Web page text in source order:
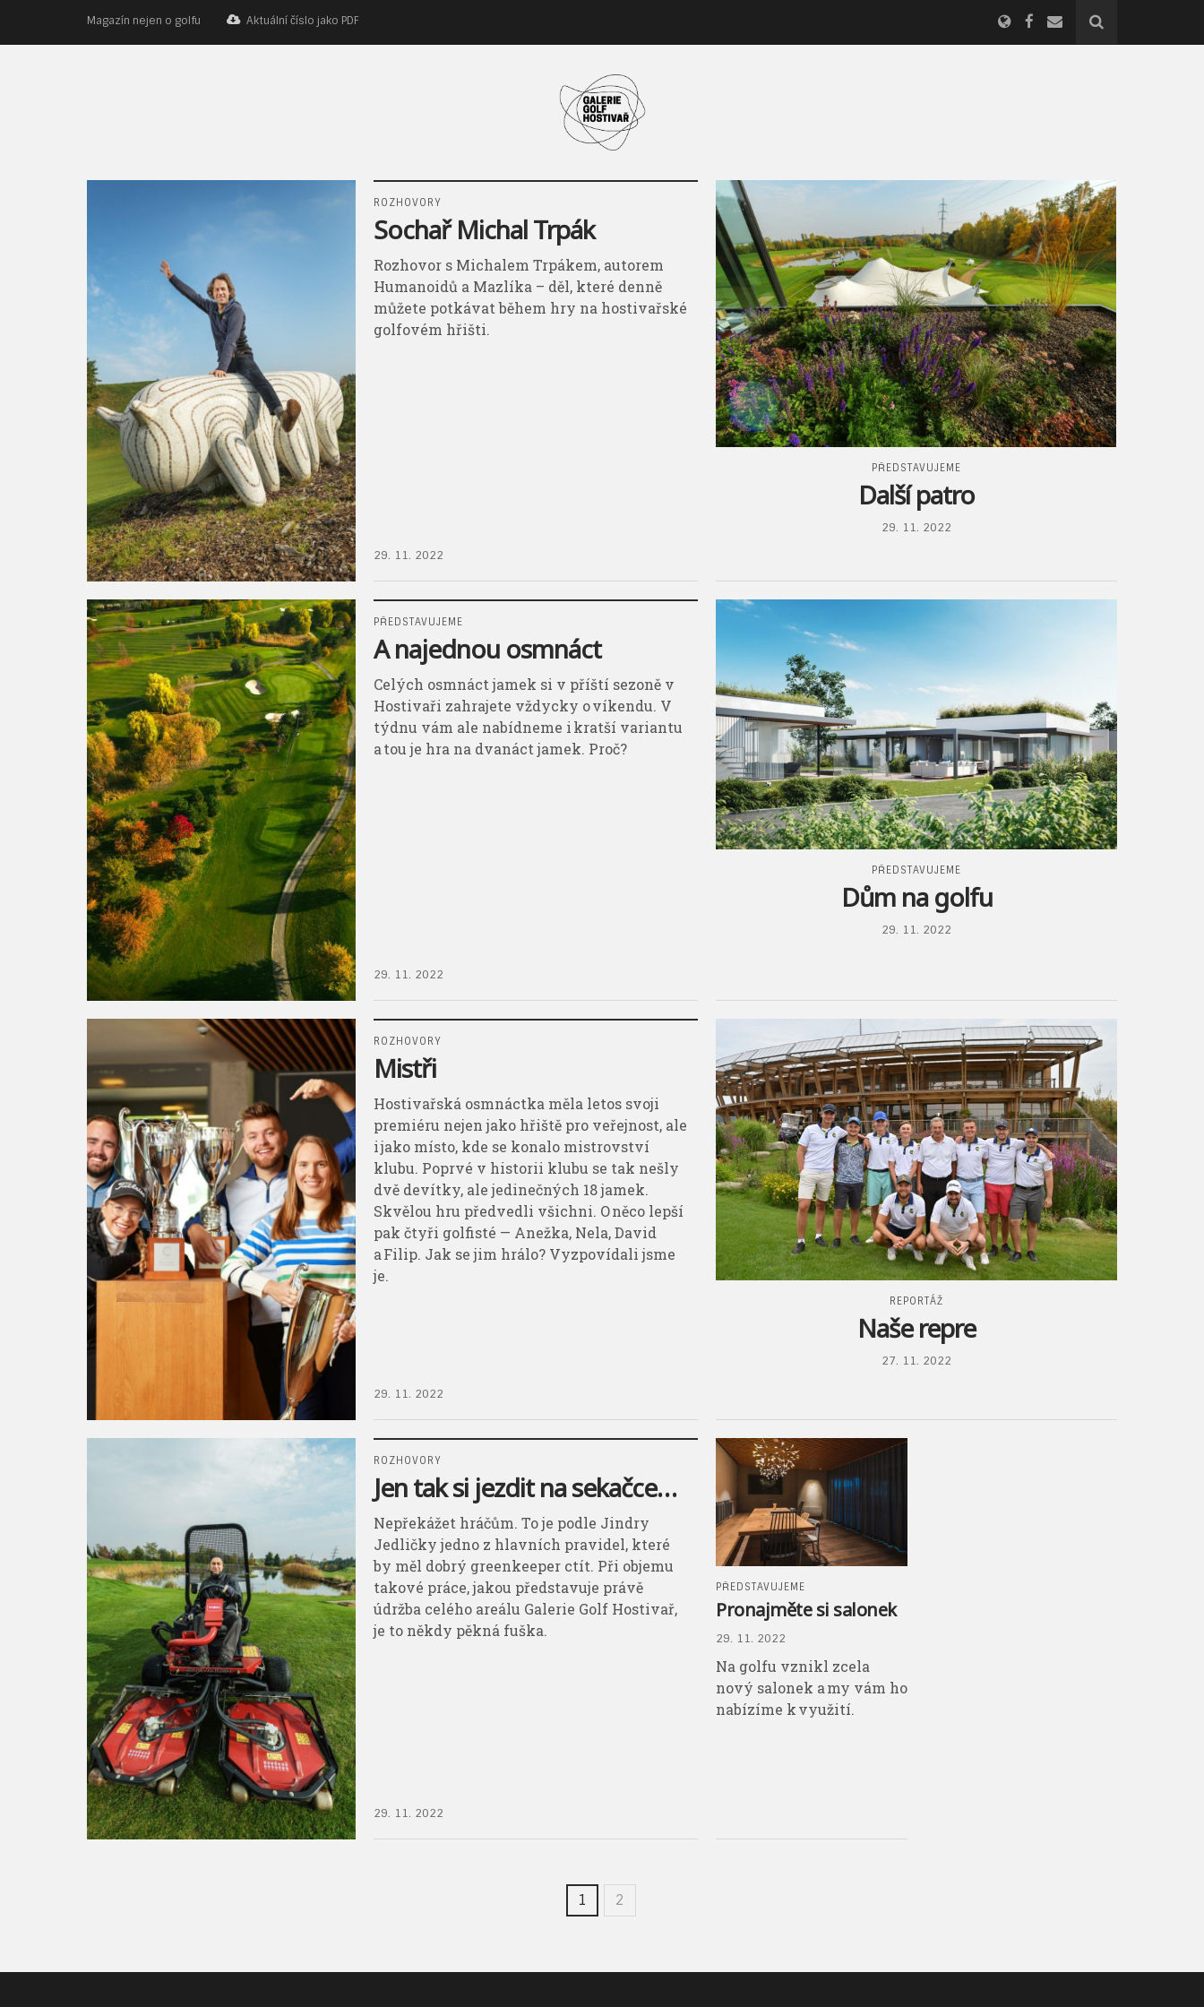
Magazín nejen o golfu Aktuální číslo jako PDF
ROZHOVORY
Sochař Michal Trpák
Rozhovor s Michalem Trpákem, autorem
Humanoidů a Mazlíka – děl, které denně
můžete potkávat během hry na hostivařské
golfovém hřišti.
29. 11. 2022
PŘEDSTAVUJEME
A najednou osmnáct
Celých osmnáct jamek si v příští sezoně v
Hostivaři zahrajete vždycky o víkendu. V
týdnu vám ale nabídneme i kratší variantu
a tou je hra na dvanáct jamek. Proč?
29. 11. 2022
ROZHOVORY
Mistři
Hostivařská osmnáctka měla letos svoji
premiéru nejen jako hřiště pro veřejnost, ale
i jako místo, kde se konalo mistrovství
klubu. Poprvé v historii klubu se tak nešly
dvě devítky, ale jedinečných 18 jamek.
Skvělou hru předvedli všichni. O něco lepší
pak čtyři golfisté — Anežka, Nela, David
a Filip. Jak se jim hrálo? Vyzpovídali jsme
je.
29. 11. 2022
ROZHOVORY
Jen tak si jezdit na sekačce…
Nepřekážet hráčům. To je podle Jindry
Jedličky jedno z hlavních pravidel, které
by měl dobrý greenkeeper ctít. Při objemu
takové práce, jakou představuje právě
údržba celého areálu Galerie Golf Hostivař,
je to někdy pěkná fuška.
29. 11. 2022
PŘEDSTAVUJEME
Další patro
29. 11. 2022
PŘEDSTAVUJEME
Dům na golfu
29. 11. 2022
REPORTÁŽ
Naše repre
27. 11. 2022
PŘEDSTAVUJEME
Pronajměte si salonek
29. 11. 2022
Na golfu vznikl zcela
nový salonek a my vám ho
nabízíme k využití.
1 2